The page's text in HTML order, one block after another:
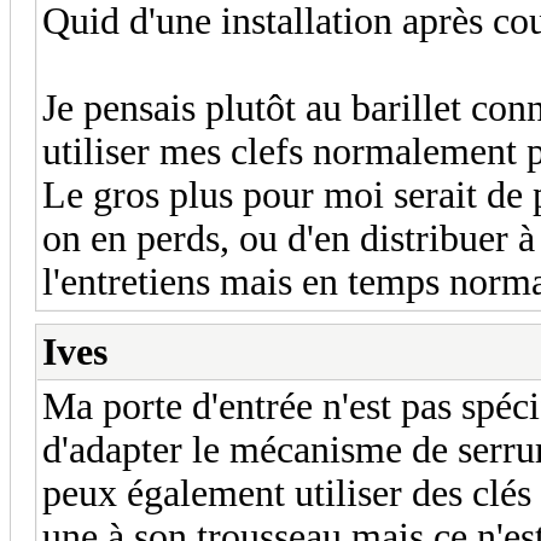
Quid d'une installation après
Je pensais plutôt au barillet
utiliser mes clefs normalement
Le gros plus pour moi serait de
on en perds, ou d'en distribuer
l'entretiens mais en temps
Ives
Ma porte d'entrée n'est pas
d'adapter le mécanisme de
peux également utiliser des